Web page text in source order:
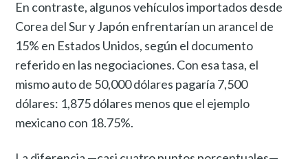
En contraste, algunos vehículos importados desde
Corea del Sur y Japón enfrentarían un arancel de
15% en Estados Unidos, según el documento
referido en las negociaciones. Con esa tasa, el
mismo auto de 50,000 dólares pagaría 7,500
dólares: 1,875 dólares menos que el ejemplo
mexicano con 18.75%.